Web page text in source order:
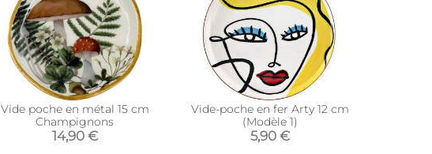
Vide poche en métal 15 cm
Champignons
14,90 €
Vide-poche en fer Arty 12 cm
(Modèle 1)
5,90 €